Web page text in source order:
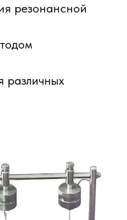
резонансной
различных